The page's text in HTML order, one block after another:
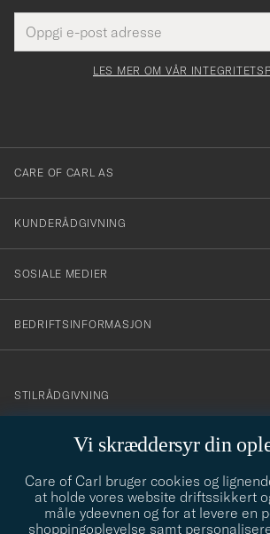
Vi skræddersyr din
Care of Carl bruger cookies og
at holde vores website driftssikkert
måle ydeevnen og for at levere en
shoppingoplevelse samt
postadresse
felt
Tack
för
dig
till
vårt
nyhetsbrev!
LES MER OM VÅR
CARE OF CARL AS
KUNDERÅDGIVNING
SOSIALE MEDIER
BEDRIFTSINFORMASJON
info@careofcarl.no
STILRÅDGIVNING
STILRÅDGIVNING